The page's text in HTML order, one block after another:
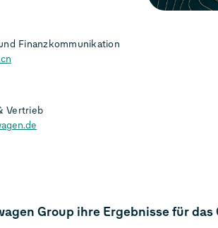
Finanzkommunikation
Vertrieb
Group ihre Ergebnisse für